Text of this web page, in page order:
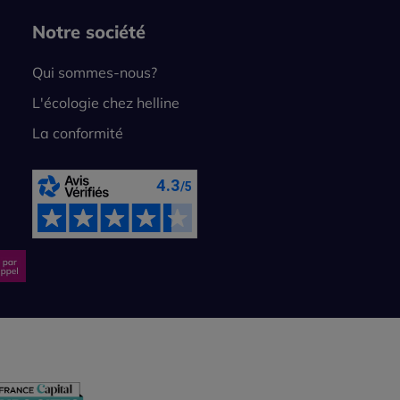
Notre société
Qui sommes-nous?
L'écologie chez helline
La conformité